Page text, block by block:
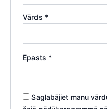
Vārds *
Epasts *
Saglabājiet manu